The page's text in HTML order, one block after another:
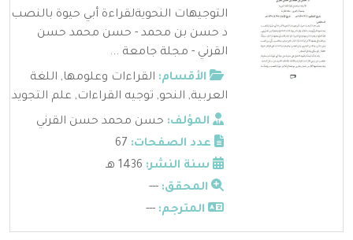
التوجيهات النحويةلقراءة أبي حيوة بالنصب
د حسن بن محمد - حسن محمد حسن
القرني - مجلة جامعة ...
الأقسام: القراءات وعلومها, اللغة
العربية, النحو, توجيه القراءات, علم التجويد
المؤلف: حسن محمد حسن القرني
عدد الصفحات:
سنة النشر:
المحقق: ---
المترجم: ---